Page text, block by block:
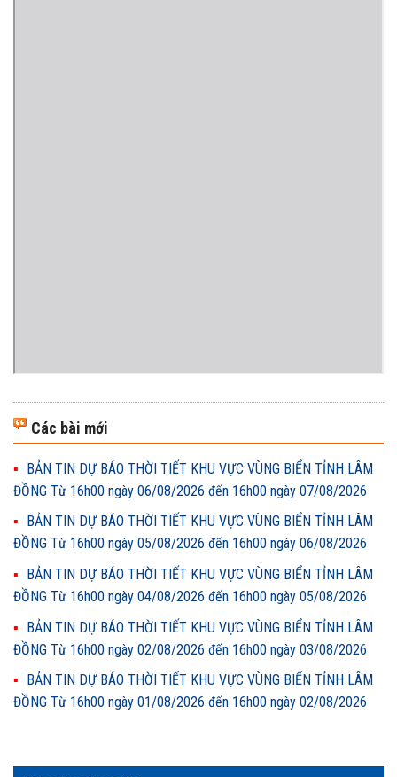
Các bài mới
BẢN TIN DỰ BÁO THỜI TIẾT KHU VỰC VÙNG BIỂN TỈNH LÂM
ĐỒNG Từ 16h00 ngày 06/08/2026 đến 16h00 ngày 07/08/2026
BẢN TIN DỰ BÁO THỜI TIẾT KHU VỰC VÙNG BIỂN TỈNH LÂM
ĐỒNG Từ 16h00 ngày 05/08/2026 đến 16h00 ngày 06/08/2026
BẢN TIN DỰ BÁO THỜI TIẾT KHU VỰC VÙNG BIỂN TỈNH LÂM
ĐỒNG Từ 16h00 ngày 04/08/2026 đến 16h00 ngày 05/08/2026
BẢN TIN DỰ BÁO THỜI TIẾT KHU VỰC VÙNG BIỂN TỈNH LÂM
ĐỒNG Từ 16h00 ngày 02/08/2026 đến 16h00 ngày 03/08/2026
BẢN TIN DỰ BÁO THỜI TIẾT KHU VỰC VÙNG BIỂN TỈNH LÂM
ĐỒNG Từ 16h00 ngày 01/08/2026 đến 16h00 ngày 02/08/2026